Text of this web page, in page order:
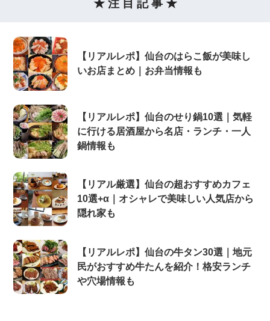
★ 注 目 記 事 ★
【リアルレポ】仙台のはらこ飯が美味し
いお店まとめ｜お弁当情報も
【リアルレポ】仙台のせり鍋10選｜気軽
に行ける居酒屋から名店・ランチ・一人
鍋情報も
【リアル厳選】仙台の超おすすめカフェ
10選+α｜オシャレで美味しい人気店から
隠れ家も
【リアルレポ】仙台の牛タン30選｜地元
民がおすすめ牛たんを紹介！格安ランチ
や穴場情報も